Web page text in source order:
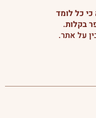
כל לומד
בקלות.
על אתר.